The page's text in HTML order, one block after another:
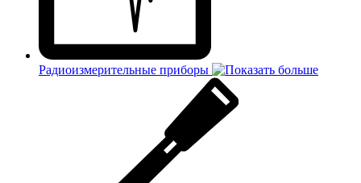
Радиоизмерительные приборы